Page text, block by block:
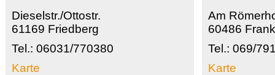
Dieselstr./Ottostr.
61169 Friedberg
Tel.: 06031/770380
Karte
Am
60486
Tel.: 069/
Karte